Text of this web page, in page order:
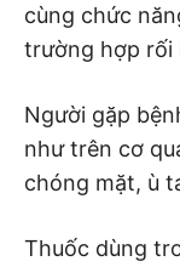
cùng chức
trường hợp rối
Người gặp
như trên cơ
chóng mặt, ù
Thuốc dùng